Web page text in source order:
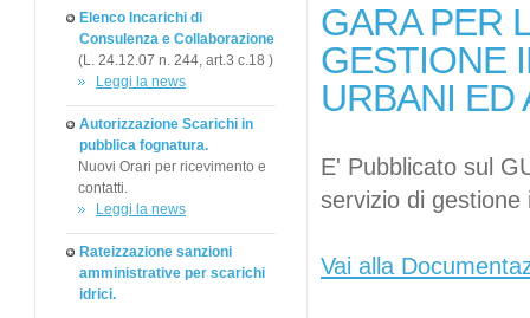
Elenco Incarichi di
Consulenza e Collaborazione
(L. 24.12.07 n. 244, art.3 c.18 )
Leggi la news
Autorizzazione Scarichi in
pubblica fognatura.
Nuovi Orari per ricevimento e
contatti.
Leggi la news
Rateizzazione sanzioni
amministrative per scarichi
idrici.
GARA PER
GESTIONE
URBANI ED
E' Pubblicato sul
servizio di
Vai alla